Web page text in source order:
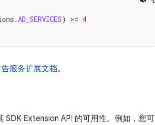
.AD_SERVICES) >= 4
告服务扩展文档。
Extension API 的可用性。例如，您可